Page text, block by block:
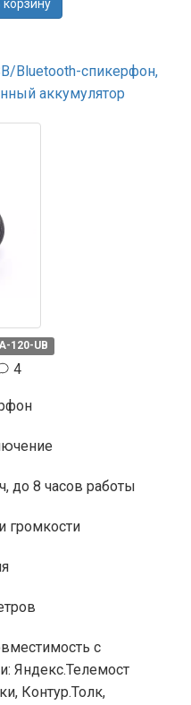
корзину
Bluetooth-спикерфон,
аккумулятор
120-UB
4
до 8 часов работы
громкости
с
Яндекс.Телемост
Контур.Толк,